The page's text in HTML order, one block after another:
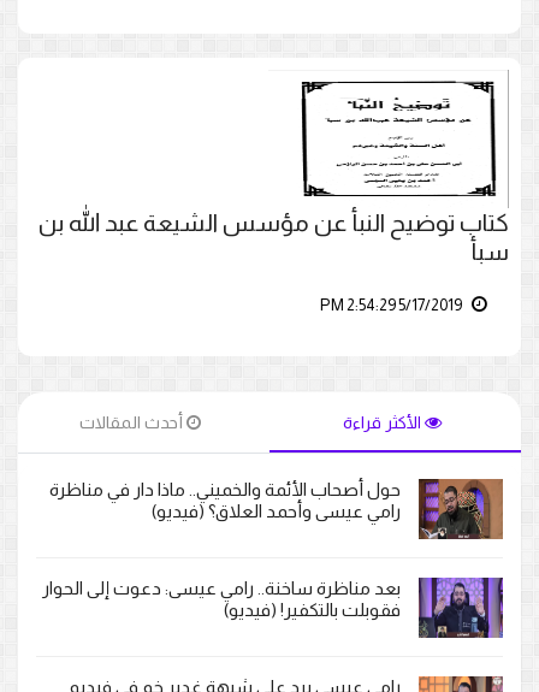
كتاب توضيح النبأ عن مؤسس الشيعة عبد الله بن
سبأ
الأكثر قراءة أحدث المقالات
حول أصحاب الأئمة والخميني.. ماذا دار في مناظرة
رامي عيسى وأحمد العلاق؟ (فيديو)
بعد مناظرة ساخنة.. رامي عيسى: دعوت إلى الحوار
فقوبلت بالتكفير! (فيديو)
رامي عيسى يرد على شبهة غدير خم في فيديو